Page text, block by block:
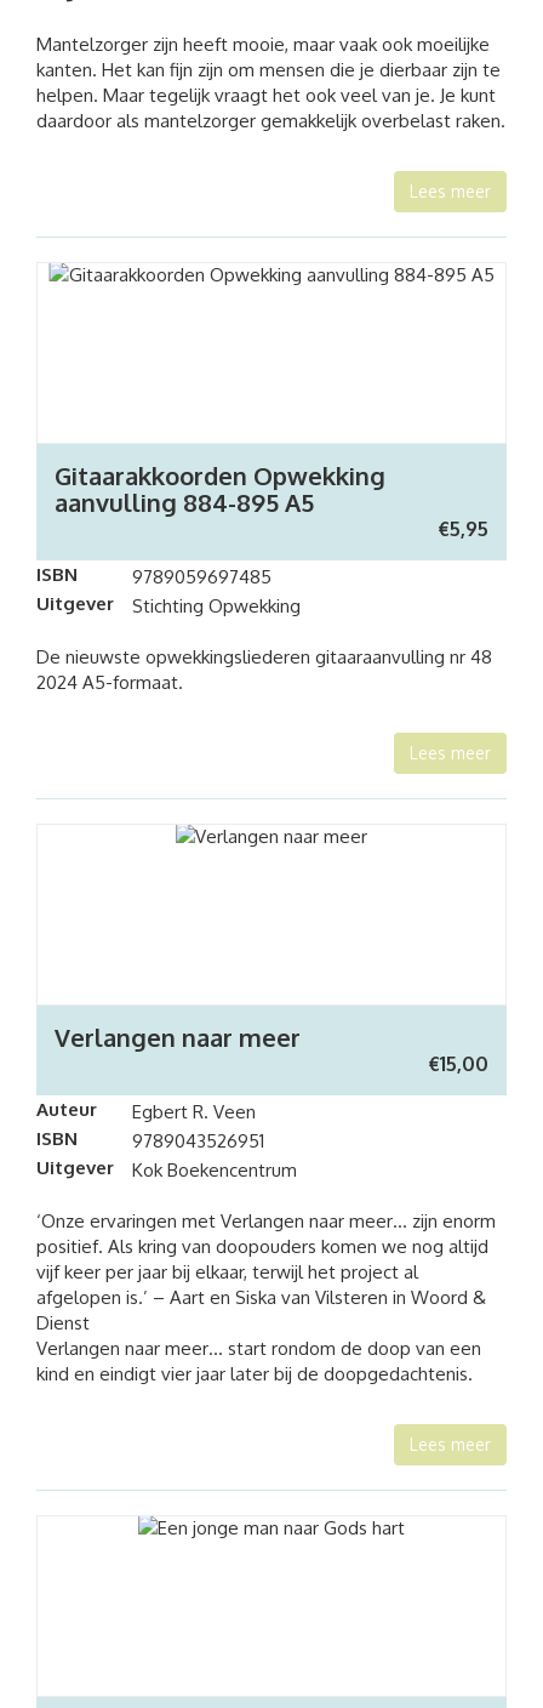
Mantelzorger zijn heeft mooie, maar vaak ook moeilijke
kanten. Het kan fijn zijn om mensen die je dierbaar zijn te
helpen. Maar tegelijk vraagt het ook veel van je. Je kunt
daardoor als mantelzorger gemakkelijk overbelast raken.
Lees meer
Gitaarakkoorden Opwekking
aanvulling 884-895 A5
€5,95
ISBN
9789059697485
Uitgever
Stichting Opwekking
De nieuwste opwekkingsliederen gitaaraanvulling nr 48
2024 A5-formaat.
Lees meer
Verlangen naar meer
€15,00
Auteur
Egbert R. Veen
ISBN
9789043526951
Uitgever
Kok Boekencentrum
‘Onze ervaringen met Verlangen naar meer… zijn enorm
positief. Als kring van doopouders komen we nog altijd
vijf keer per jaar bij elkaar, terwijl het project al
afgelopen is.’ – Aart en Siska van Vilsteren in Woord &
Dienst
Verlangen naar meer… start rondom de doop van een
kind en eindigt vier jaar later bij de doopgedachtenis.
Lees meer